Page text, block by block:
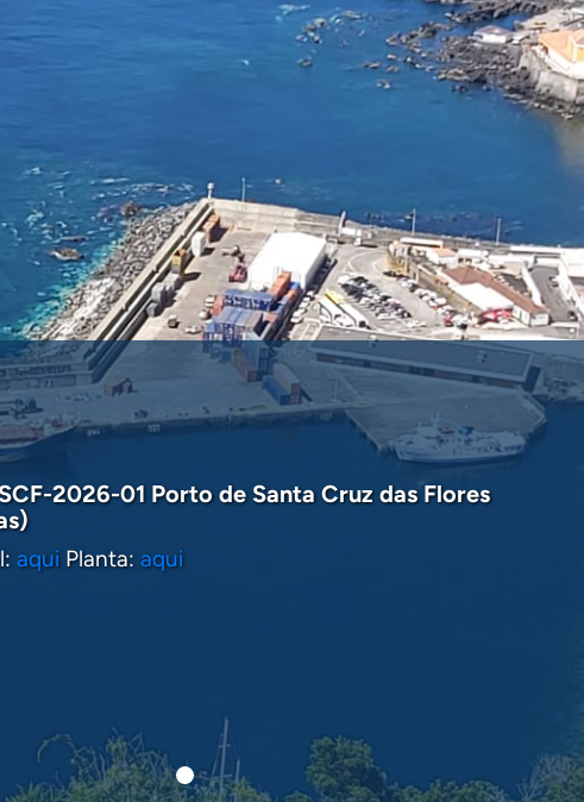
- OPERAÇÃO DO NAVIO DE CRUZEIROS
DA HORTA (28 DE OUTUBRO)
VARIADAS DÚVIDAS E PEDIDOS DE INFORMAÇÃO
2026-01 Porto de Santa Cruz das Flores
aquiPlanta: aqui